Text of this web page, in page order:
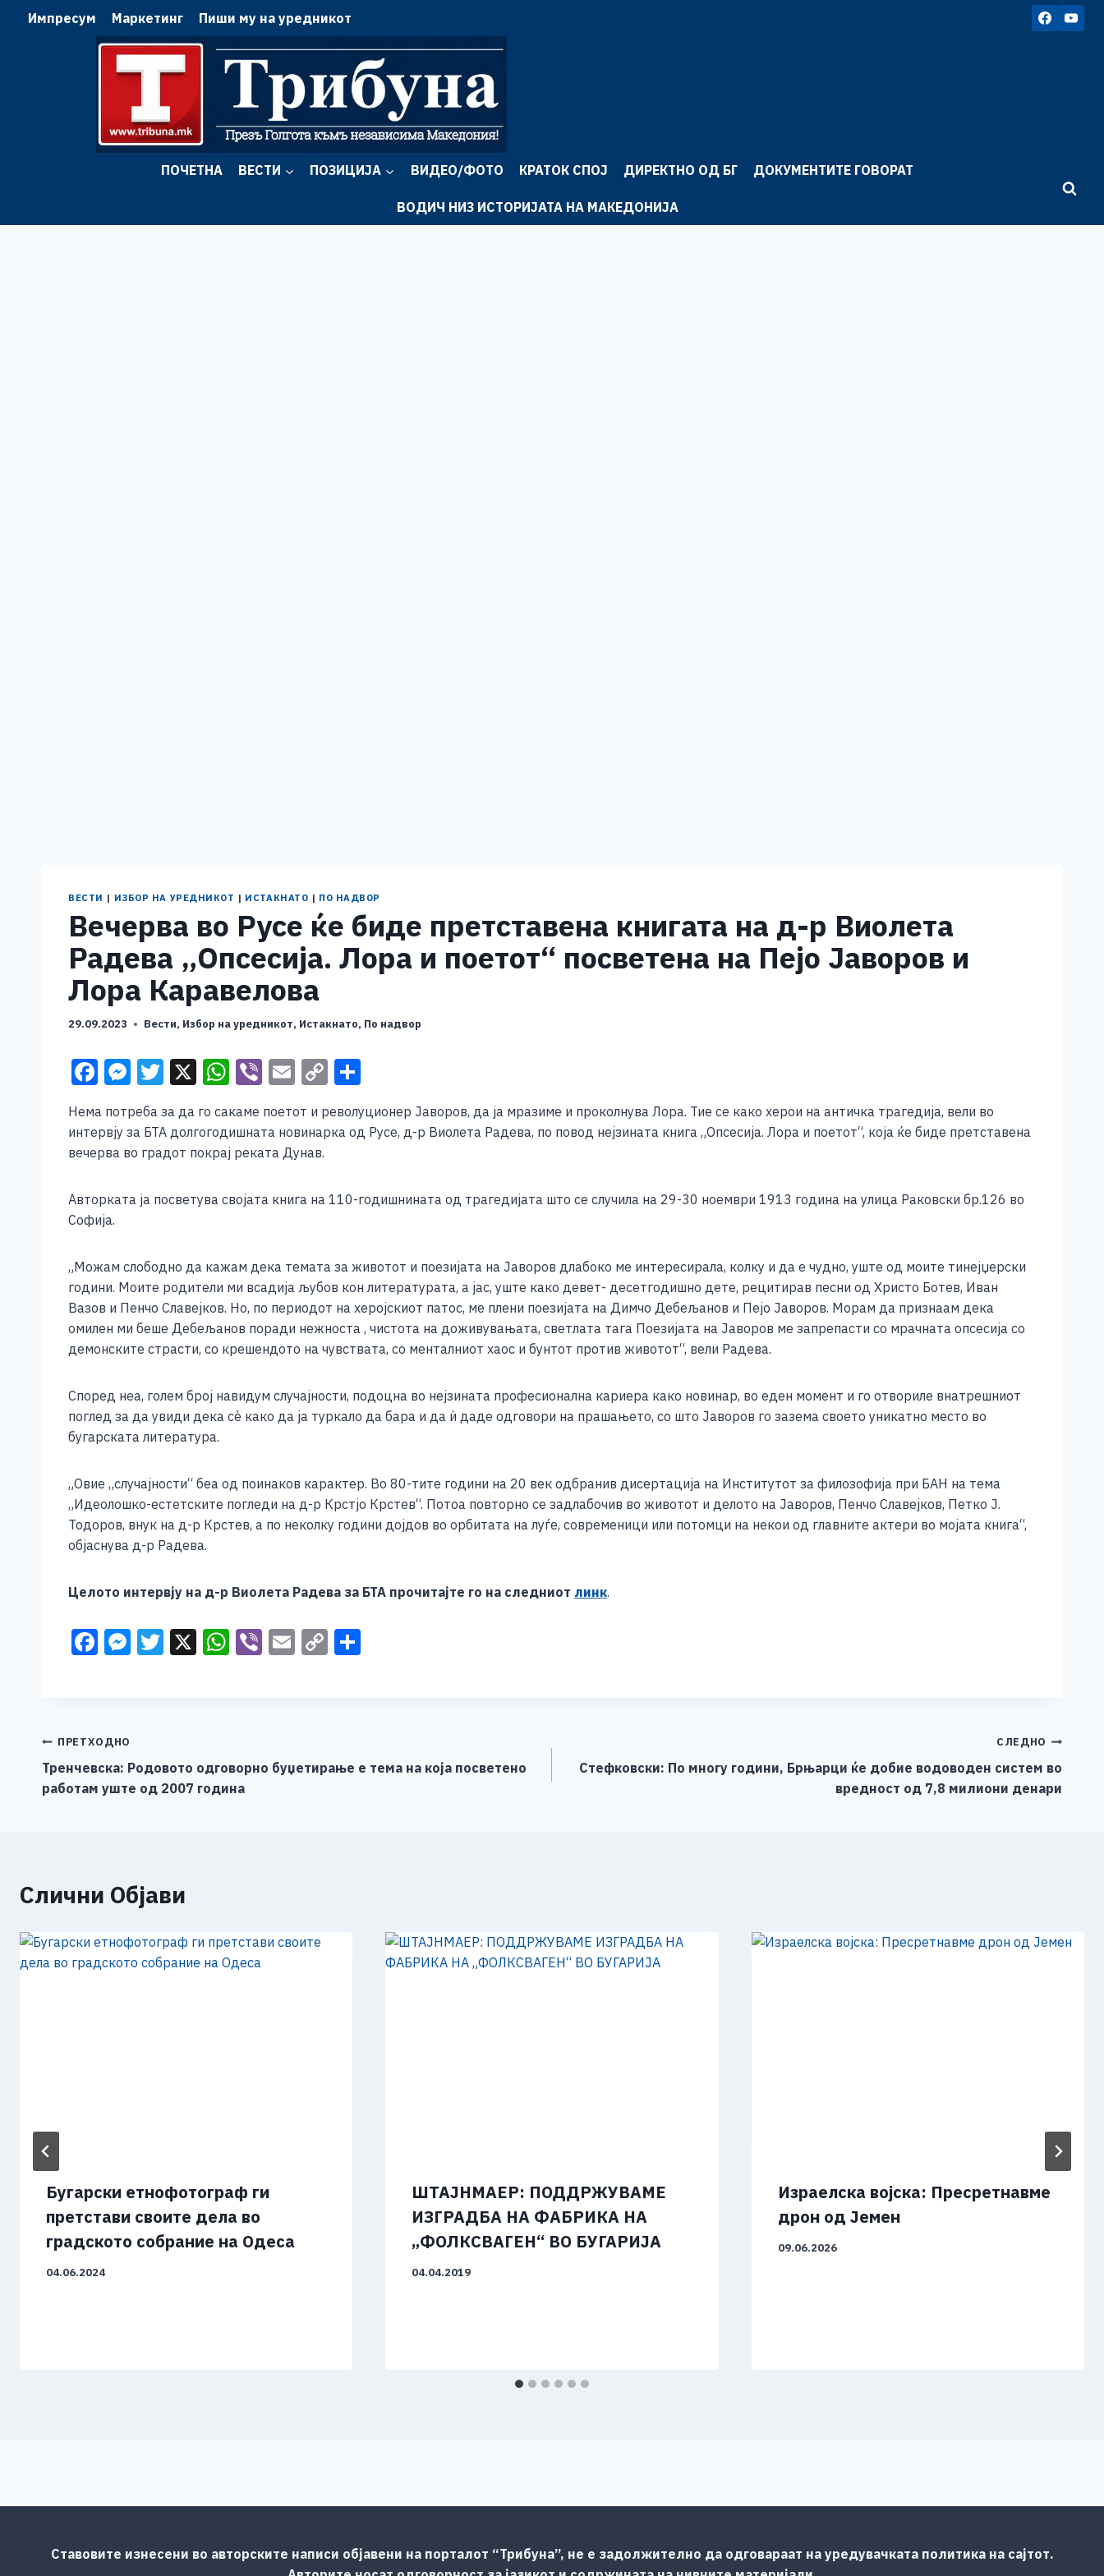
Импресум Маркетинг Пиши му на уредникот
ПОЧЕТНА ВЕСТИ ПОЗИЦИЈА ВИДЕО/ФОТО КРАТОК СПОЈ ДИРЕКТНО ОД БГ ДОКУМЕНТИТЕ ГОВОРАТ
ВОДИЧ НИЗ ИСТОРИЈАТА НА МАКЕДОНИЈА
ВЕСТИ | ИЗБОР НА УРЕДНИКОТ | ИСТАКНАТО | ПО НАДВОР
Вечерва во Русе ќе биде претставена книгата на д-р Виолета
Радева „Опсесија. Лора и поетот“ посветена на Пејо Јаворов и
Лора Каравелова
29.09.2023 Вести, Избор на уредникот, Истакнато, По надвор
F
c
e
o
o
k
M
e
ss
e
g
T
tt
er
X W
at
s
p
Vi
er
E
ai
l
C
p
n
ar
e
Нема потреба за да го сакаме поетот и револуционер Јаворов, да ја мразиме и проколнува Лора. Тие се како херои на античка трагедија, вели во
интервју за БТА долгогодишната новинарка од Русе, д-р Виолета Радева, по повод нејзината книга „Опсесија. Лора и поетот“, која ќе биде претставена
вечерва во градот покрај реката Дунав.
Авторката ја посветува својата книга на 110-годишнината од трагедијата што се случила на 29-30 ноември 1913 година на улица Раковски бр.126 во
Софија.
„Можам слободно да кажам дека темата за животот и поезијата на Јаворов длабоко ме интересирала, колку и да е чудно, уште од моите тинејџерски
години. Моите родители ми всадија љубов кон литературата, а јас, уште како девет- десетгодишно дете, рецитирав песни од Христо Ботев, Иван
Вазов и Пенчо Славејков. Но, по периодот на херојскиот патос, ме плени поезијата на Димчо Дебељанов и Пејо Јаворов. Морам да признаам дека
омилен ми беше Дебељанов поради нежноста , чистота на доживувањата, светлата тага Поезијата на Јаворов ме запрепасти со мрачната опсесија со
демонските страсти, со крешендото на чувствата, со менталниот хаос и бунтот против животот“, вели Радева.
Според неа, голем број навидум случајности, подоцна во нејзината професионална кариера како новинар, во еден момент и го отвориле внатрешниот
поглед за да увиди дека сè како да ја туркало да бара и да ѝ даде одговори на прашањето, со што Јаворов го зазема своето уникатно место во
бугарската литература.
„Овие „случајности“ беа од поинаков карактер. Во 80-тите години на 20 век одбранив дисертација на Институтот за филозофија при БАН на тема
„Идеолошко-естетските погледи на д-р Крстјо Крстев“. Потоа повторно се задлабочив во животот и делото на Јаворов, Пенчо Славејков, Петко Ј.
Тодоров, внук на д-р Крстев, а по неколку години дојдов во орбитата на луѓе, современици или потомци на некои од главните актери во мојата книга“,
објаснува д-р Радева.
Целото интервју на д-р Виолета Радева за БТА прочитајте го на следниот линк.
F
b
o
o
M
g
er
T X W
p
p
Vi E C
n
Навигација
на
ПРЕТХОДНО
Тренчевска: Родовото одговорно буџетирање е тема на која посветено
работам уште од 2007 година
СЛЕДНО
Стефковски: По многу години, Брњарци ќе добие водоводен систем во
вредност од 7,8 милиони денари
Слични Објави
Бугарски етнофотограф ги
претстави своите дела во
градското собрание на Одеса
04.06.2024
ШТАЈНМАЕР: ПОДДРЖУВАМЕ
ИЗГРАДБА НА ФАБРИКА НА
„ФОЛКСВАГЕН“ ВО БУГАРИЈА
04.04.2019
Израелска војска: Пресретнавме
дрон од Јемен
09.06.2026
Ставовите изнесени во авторските написи објавени на порталот “Трибуна”, не е задолжително да одговараат на уредувачката политика на сајтот.